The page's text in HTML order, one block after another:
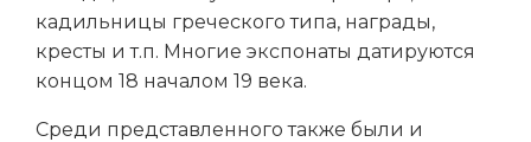
кадильницы греческого типа, награды,
кресты и т.п. Многие экспонаты датируются
концом 18 началом 19 века.
Среди представленного также были и